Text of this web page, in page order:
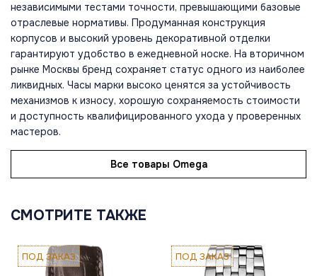
независимыми тестами точности, превышающими базовые
отраслевые нормативы. Продуманная конструкция
корпусов и высокий уровень декоративной отделки
гарантируют удобство в ежедневной носке. На вторичном
рынке Москвы бренд сохраняет статус одного из наиболее
ликвидных. Часы марки высоко ценятся за устойчивость
механизмов к износу, хорошую сохраняемость стоимости
и доступность квалифицированного ухода у проверенных
мастеров.
Все товары Omega
СМОТРИТЕ ТАКЖЕ
ПОД ЗАКАЗ ПОД ЗАКАЗ